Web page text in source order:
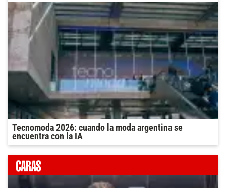
Tecnomoda 2026: cuando la moda argentina se
encuentra con la IA